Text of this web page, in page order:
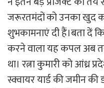
जरूरतमंदों को उनका खुद
शुभकामनाएं दी हैं।बता दें
करने वाला यह कपल अब
था। रत्ना कुमारी को आंध्र
स्क्वायर यार्ड की जमीन की